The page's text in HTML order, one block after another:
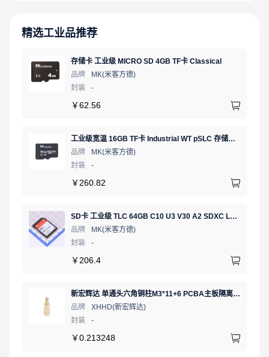
精选工业品推荐
存储卡 工业级 MICRO SD 4GB TF卡 Classical
品牌
MK(米客方德)
封装
-
￥62.56
工业级宽温 16GB TF卡 Industrial WT pSLC 存储卡 MICRO SD LDPC纠错 PE 30K 无人机、行车记录仪、安防监控适配
品牌
MK(米客方德)
封装
-
￥ 260.82
SD卡 工业级 TLC 64GB C10 U3 V30 A2 SDXC LDPC纠错 PE 3K 无人机、行车记录仪、安防监控适配
品牌
MK(米客方德)
封装
-
￥ 206.4
新宏辉达 单通头六角铜柱M3*11+6 PCBA主板隔离螺柱
品牌
XHHD(新宏辉达)
封装
-
￥0.213248